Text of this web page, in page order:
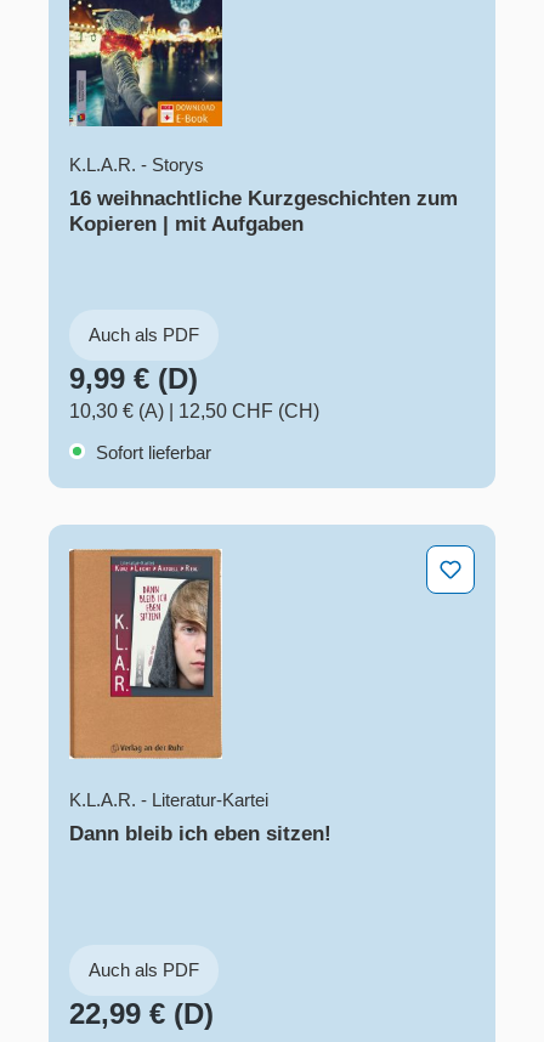
K.L.A.R. - Storys
16 weihnachtliche Kurzgeschichten zum
Kopieren | mit Aufgaben
Auch als PDF
9,99 € (D)
10,30 € (A)
12,50 CHF (CH)
Sofort lieferbar
Dann bleib ich eben sitzen!
K.L.A.R. - Literatur-Kartei
Dann bleib ich eben sitzen!
Auch als PDF
22,99 € (D)